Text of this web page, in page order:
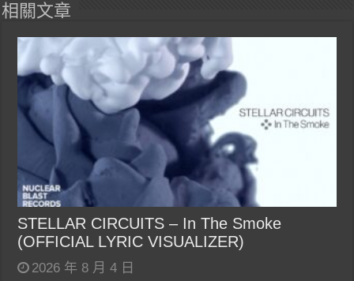
相關文章
STELLAR CIRCUITS – In The Smoke
(OFFICIAL LYRIC VISUALIZER)
2026 年 8 月 4 日